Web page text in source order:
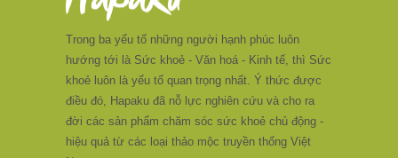
Trong ba yếu tố những người hạnh phúc luôn
hướng tới là Sức khoẻ - Văn hoá - Kinh tế, thì Sức
khoẻ luôn là yếu tố quan trọng nhất. Ý thức được
điều đó, Hapaku đã nỗ lực nghiên cứu và cho ra
đời các sản phẩm chăm sóc sức khoẻ chủ động -
hiệu quả từ các loại thảo mộc truyền thống Việt